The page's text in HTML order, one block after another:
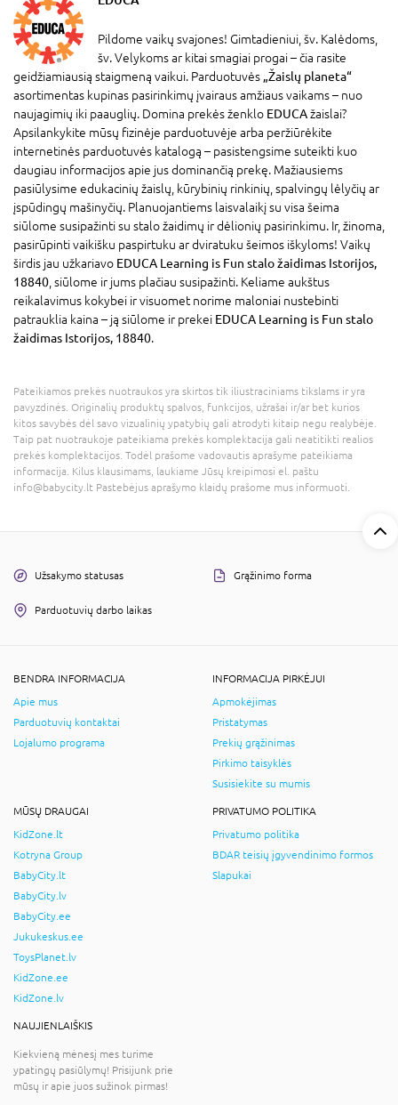
Pildome vaikų svajones! Gimtadieniui, šv. Kalėdoms,
šv. Velykoms ar kitai smagiai progai – čia rasite
geidžiamiausią staigmeną vaikui. Parduotuvės „Žaislų planeta“
asortimentas kupinas pasirinkimų įvairaus amžiaus vaikams – nuo
naujagimių iki paauglių. Domina prekės ženklo EDUCAžaislai?
Apsilankykite mūsų fizinėje parduotuvėje arba peržiūrėkite
internetinės parduotuvės katalogą – pasistengsime suteikti kuo
daugiau informacijos apie jus dominančią prekę. Mažiausiems
pasiūlysime edukacinių žaislų, kūrybinių rinkinių, spalvingų lėlyčių ar
įspūdingų mašinyčių. Planuojantiems laisvalaikį su visa šeima
siūlome susipažinti su stalo žaidimų ir dėlionių pasirinkimu. Ir, žinoma,
pasirūpinti vaikišku paspirtuku ar dviratuku šeimos iškyloms! Vaikų
širdis jau užkariavo EDUCA Learning is Fun stalo žaidimas Istorijos,
18840 , siūlome ir jums plačiau susipažinti. Keliame aukštus
reikalavimus kokybei ir visuomet norime maloniai nustebinti
patrauklia kaina – ją siūlome ir prekei EDUCA Learning is Fun stalo
žaidimas Istorijos, 18840.
Pateikiamos prekės nuotraukos yra skirtos tik iliustraciniams tikslams ir yra
pavyzdinės. Originalių produktų spalvos, funkcijos, užrašai ir/ar bet kurios
kitos savybės dėl savo vizualinių ypatybių gali atrodyti kitaip negu realybėje.
Taip pat nuotraukoje pateikiama prekės komplektacija gali neatitikti realios
prekės komplektacijos. Todėl prašome vadovautis aprašyme pateikiama
informacija. Kilus klausimams, laukiame Jūsų kreipimosi el. paštu
info@babycity.lt Pastebėjus aprašymo klaidų prašome mus informuoti.
Užsakymo statusas Grąžinimo forma
Parduotuvių darbo laikas
BENDRA INFORMACIJA
Apie mus
Parduotuvių kontaktai
Lojalumo programa
INFORMACIJA PIRKĖJUI
Apmokėjimas
Pristatymas
Prekių grąžinimas
Pirkimo taisyklės
Susisiekite su mumis
MŪSŲ DRAUGAI
KidZone.lt
Kotryna Group
BabyCity.lt
BabyCity.lv
BabyCity.ee
Jukukeskus.ee
ToysPlanet.lv
KidZone.ee
KidZone.lv
PRIVATUMO POLITIKA
Privatumo politika
BDAR teisių įgyvendinimo formos
Slapukai
NAUJIENLAIŠKIS
Kiekvieną mėnesį mes turime
ypatingų pasiūlymų! Prisijunk prie
mūsų ir apie juos sužinok pirmas!